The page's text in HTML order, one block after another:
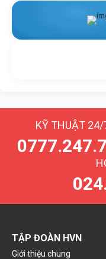
KỸ THUẬT 24/
TẬP ĐOÀN HVN
Giới thiệu chung